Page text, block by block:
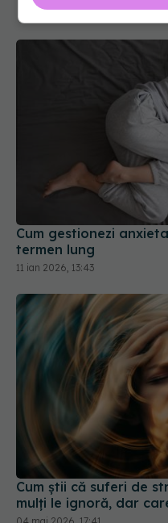
Cum gestionezi
termen lung
Cum știi că suferi de
mulți le ignoră, dar
04 mai 2026, 17:41